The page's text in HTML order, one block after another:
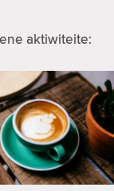
aktiwiteite: